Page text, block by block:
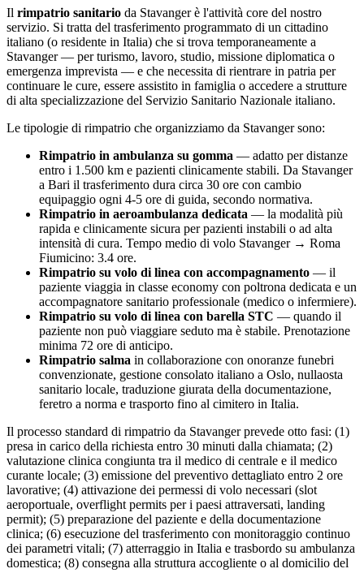
Il rimpatrio sanitario da Stavangerè l'attività core del nostro
servizio. Si tratta del trasferimento programmato di un cittadino
italiano (o residente in Italia) che si trova temporaneamente a
Stavanger— per turismo, lavoro, studio, missione diplomatica o
emergenza imprevista — e che necessita di rientrare in patria per
continuare le cure, essere assistito in famiglia o accedere a strutture
di alta specializzazione del Servizio Sanitario Nazionale italiano.
Le tipologie di rimpatrio che organizziamo da Stavangersono:
Rimpatrio in ambulanza su gomma — adatto per distanze
entro i 1.500 km e pazienti clinicamente stabili. Da Stavanger
a Bari il trasferimento dura circa 30 ore con cambio
equipaggio ogni 4-5 ore di guida, secondo normativa.
Rimpatrio in aeroambulanza dedicata — la modalità più
rapida e clinicamente sicura per pazienti instabili o ad alta
intensità di cura. Tempo medio di volo Stavanger→ Roma
Fiumicino: 3.4 ore.
Rimpatrio su volo di linea con accompagnamento — il
paziente viaggia in classe economy con poltrona dedicata e un
accompagnatore sanitario professionale (medico o infermiere).
Rimpatrio su volo di linea con barella STC — quando il
paziente non può viaggiare seduto ma è stabile. Prenotazione
minima 72 ore di anticipo.
Rimpatrio salma in collaborazione con onoranze funebri
convenzionate, gestione consolato italiano a Oslo, nullaosta
sanitario locale, traduzione giurata della documentazione,
feretro a norma e trasporto fino al cimitero in Italia.
Il processo standard di rimpatrio da Stavangerprevede otto fasi: (1)
presa in carico della richiesta entro 30 minuti dalla chiamata; (2)
valutazione clinica congiunta tra il medico di centrale e il medico
curante locale; (3) emissione del preventivo dettagliato entro 2 ore
lavorative; (4) attivazione dei permessi di volo necessari (slot
aeroportuale, overflight permits per i paesi attraversati, landing
permit); (5) preparazione del paziente e della documentazione
clinica; (6) esecuzione del trasferimento con monitoraggio continuo
dei parametri vitali; (7) atterraggio in Italia e trasbordo su ambulanza
domestica; (8) consegna alla struttura accogliente o al domicilio del